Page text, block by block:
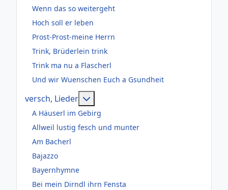
Wenn das so weitergeht
Hoch soll er leben
Prost-Prost-meine Herrn
Trink, Brüderlein trink
Trink ma nu a Flascherl
Und wir Wuenschen Euch a Gsundheit
versch, Lieder
A Häuserl im Gebirg
Allweil lustig fesch und munter
Am Bacherl
Bajazzo
Bayernhymne
Bei mein Dirndl ihrn Fensta